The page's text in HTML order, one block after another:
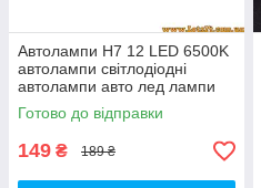
Автолампи H7 12 LED 6500K
автолампи світлодіодні
автолампи авто лед лампи
авто лампа лед світлодіодна
дхо птф на авто
Готово до відправки
149 ₴ 189 ₴